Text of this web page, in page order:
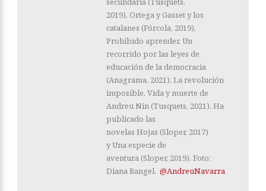
2019), Ortega y Gasset y los
catalanes (Fórcola, 2019),
Prohibido aprender. Un
recorrido por las leyes de
educación de la democracia
(Anagrama, 2021), La revolución
imposible. Vida y muerte de
Andreu Nin (Tusquets, 2021). Ha
publicado las
novelas Hojas (Sloper, 2017)
y Una especie de
aventura (Sloper, 2019). Foto:
Diana Rangel. @AndreuNavarra